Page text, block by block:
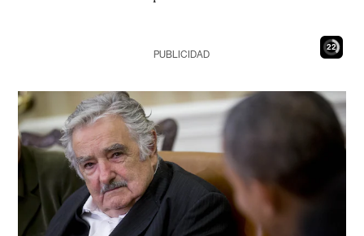
21
PUBLICIDAD